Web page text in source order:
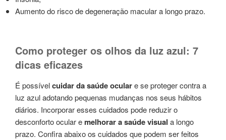
Aumento do risco de degeneração macular a longo prazo.
Como proteger os olhos da luz azul: 7
dicas eficazes
É possívelcuidar da saúde oculare se proteger contra a
luz azul adotando pequenas mudanças nos seus hábitos
diários. Incorporar esses cuidados pode reduzir o
desconforto ocular e melhorar a saúde visual a longo
prazo. Confira abaixo os cuidados que podem ser feitos